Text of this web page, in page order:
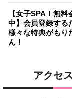
【女子SPA！無料
中】会員登録する
様々な特典がもり
ん！
アクセ